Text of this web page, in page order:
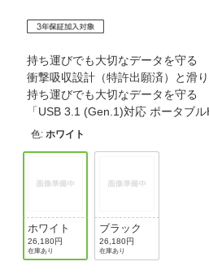
持ち運びでも大切なデータを守る
衝撃吸収設計（特許出願済）と滑
持ち運びでも大切なデータを守る
「USB 3.1 (Gen.1)対応 ポータ
色:ホワイト
ホワイト
26,180円
在庫あり
ブラック
26,180円
在庫あり